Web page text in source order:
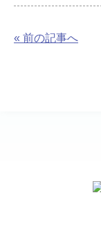
« 前の記事へ